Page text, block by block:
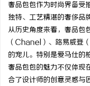
奢品包包作为时尚界备受
独特、工艺精湛的奢侈品
从历史角度来看，奢品
（Chanel）、路易威登
的宠儿。特别是爱马仕
奢品包包的魅力不仅体现
合了设计师的创意灵感与